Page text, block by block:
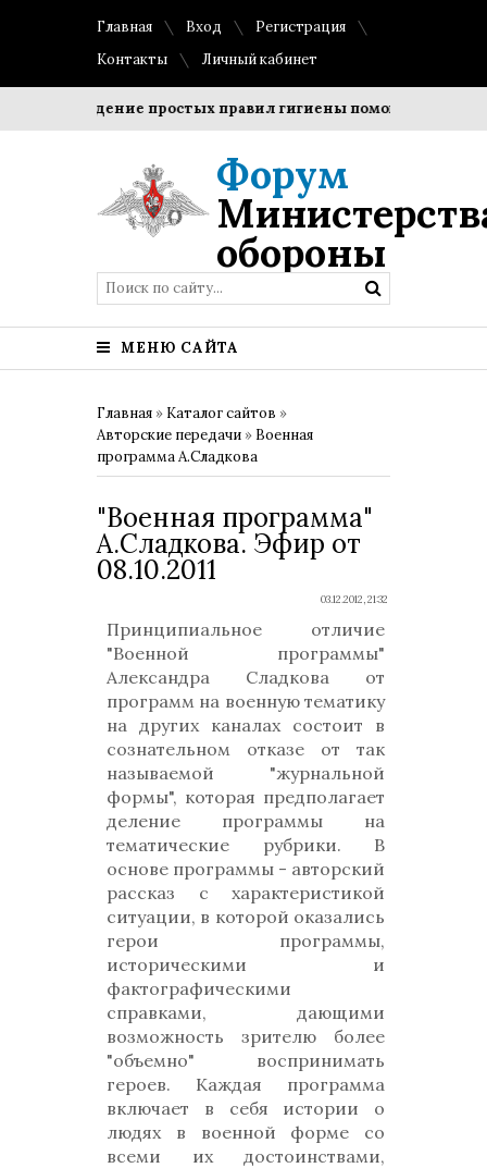
Главная Вход
Регистрация
Контакты
Личный кабинет
Соблюдение простых правил гигиены помогает
Форум
обороны
МЕНЮ САЙТА
Главная » Каталог сайтов »
Авторские передачи » Военная
программа А.Сладкова
"Военная программа"
А.Сладкова. Эфир от
08.10.2011
03.12.2012, 21:32
Принципиальное отличие
"Военной программы"
Александра Сладкова от
программ на военную тематику
на других каналах состоит в
сознательном отказе от так
называемой "журнальной
формы", которая предполагает
деление программы на
тематические рубрики. В
основе программы - авторский
рассказ с характеристикой
ситуации, в которой оказались
герои программы,
историческими и
фактографическими
справками, дающими
возможность зрителю более
"объемно" воспринимать
героев. Каждая программа
включает в себя истории о
людях в военной форме со
всеми их достоинствами,